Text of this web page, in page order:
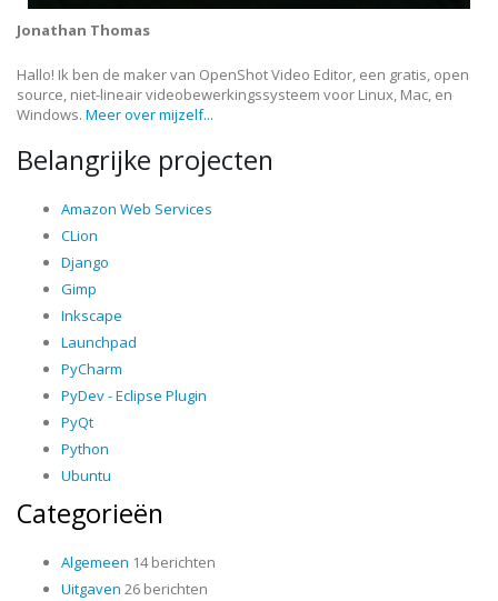
Jonathan Thomas
Hallo! Ik ben de maker van OpenShot Video Editor, een gratis, open
source, niet-lineair videobewerkingssysteem voor Linux, Mac, en
Windows. Meer over mijzelf...
Belangrijke projecten
Amazon Web Services
CLion
Django
Gimp
Inkscape
Launchpad
PyCharm
PyDev - Eclipse Plugin
PyQt
Python
Ubuntu
Categorieën
Algemeen 14 berichten
Uitgaven 26 berichten